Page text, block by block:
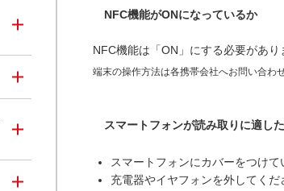
NFC機能がONになっているか
NFC機能は「ON」にする必要があり
端末の操作方法は各携帯会社へお問い合わ
スマートフォンが読み取りに適し
スマートフォンにカバーをつけて
充電器やイヤフォンを外してくだ